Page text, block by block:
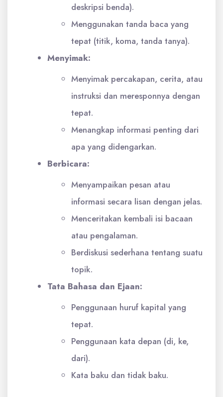
deskripsi benda).
Menggunakan tanda baca yang
tepat (titik, koma, tanda tanya).
Menyimak:
Menyimak percakapan, cerita, atau
instruksi dan meresponnya dengan
tepat.
Menangkap informasi penting dari
apa yang didengarkan.
Berbicara:
Menyampaikan pesan atau
informasi secara lisan dengan jelas.
Menceritakan kembali isi bacaan
atau pengalaman.
Berdiskusi sederhana tentang suatu
topik.
Tata Bahasa dan Ejaan:
Penggunaan huruf kapital yang
tepat.
Penggunaan kata depan (di, ke,
dari).
Kata baku dan tidak baku.